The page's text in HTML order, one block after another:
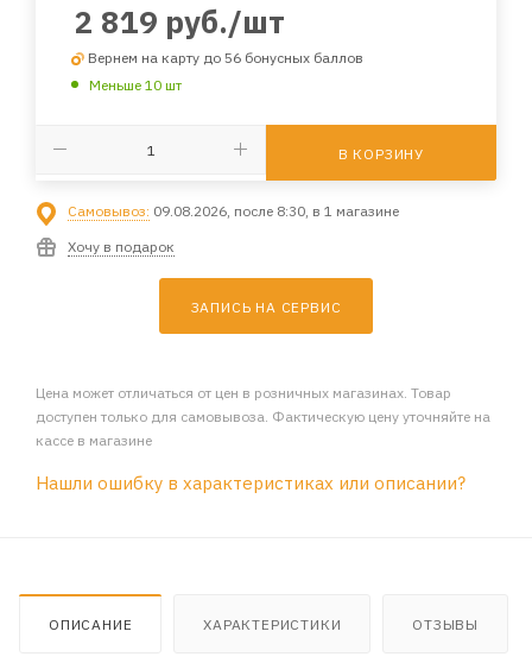
2 819 руб./шт
Вернем на карту до 56 бонусных баллов
Меньше 10 шт
В КОРЗИНУ
Самовывоз: 09.08.2026, после 8:30, в 1 магазине
Хочу в подарок
ЗАПИСЬ НА СЕРВИС
Цена может отличаться от цен в розничных магазинах. Товар
доступен только для самовывоза. Фактическую цену уточняйте на
кассе в магазине
Нашли ошибку в характеристиках или описании?
ОПИСАНИЕ ХАРАКТЕРИСТИКИ ОТЗЫВЫ